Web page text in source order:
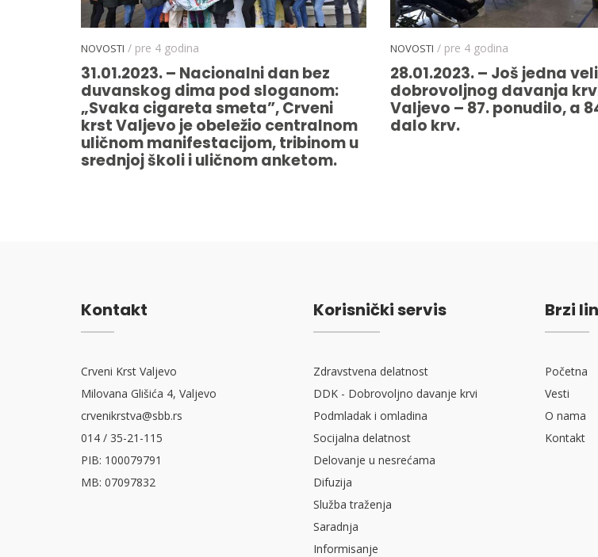
NOVOSTI / pre 4 godina
31.01.2023. – Nacionalni dan bez
duvanskog dima pod sloganom:
„Svaka cigareta smeta”, Crveni
krst Valjevo je obeležio centralnom
uličnom manifestacijom, tribinom u
srednjoj školi i uličnom anketom.
NOVOSTI / pre 4 godina
28.01.2023. – Još jedna
dobrovoljnog davanja krvi
Valjevo – 87. ponudilo, a
dalo krv.
Kontakt
Crveni Krst Valjevo
Milovana Glišića 4, Valjevo
crvenikrstva@sbb.rs
014 / 35-21-115
PIB: 100079791
MB: 07097832
Korisnički servis
Zdravstvena delatnost
DDK - Dobrovoljno davanje krvi
Podmladak i omladina
Socijalna delatnost
Delovanje u nesrećama
Difuzija
Služba traženja
Saradnja
Informisanje
Brzi
Početna
Vesti
O nama
Kontakt